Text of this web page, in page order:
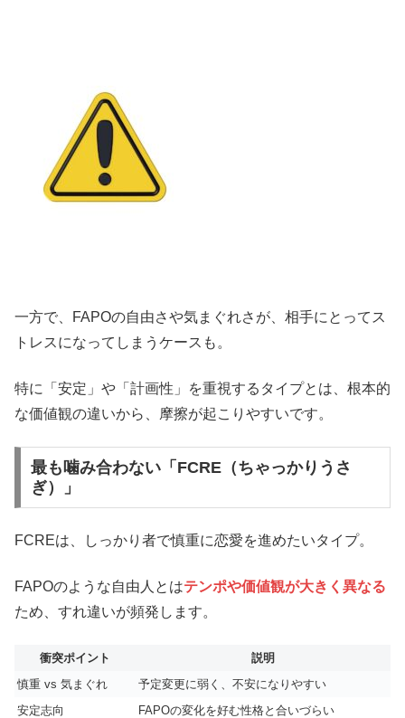
一方で、FAPOの自由さや気まぐれさが、相手にとってス
トレスになってしまうケースも。
特に「安定」や「計画性」を重視するタイプとは、根本的
な価値観の違いから、摩擦が起こりやすいです。
最も噛み合わない「FCRE（ちゃっかりうさ
ぎ）」
FCREは、しっかり者で慎重に恋愛を進めたいタイプ。
FAPOのような自由人とはテンポや価値観が大きく異なる
ため、すれ違いが頻発します。
衝突ポイント
説明
慎重 vs 気まぐれ
予定変更に弱く、不安になりやすい
安定志向
FAPOの変化を好む性格と合いづらい